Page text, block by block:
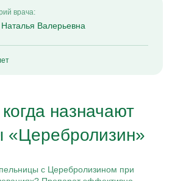
врача:
Валерьевна
назначают
«Церебролизин»
с Церебролизином при